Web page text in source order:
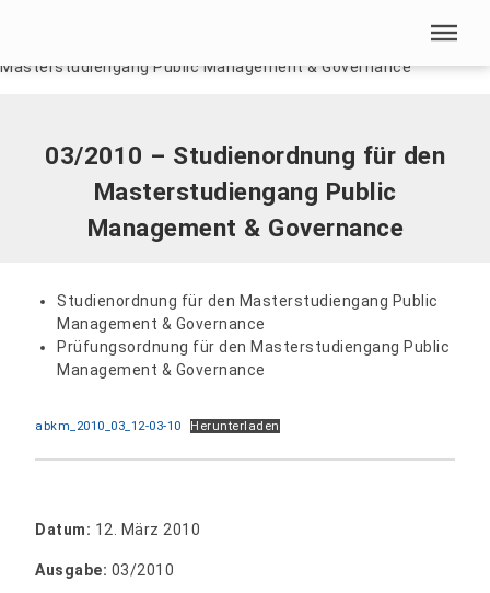
Menü überspringen
Masterstudiengang Public Management & Governance
03/2010 – Studienordnung für den
Masterstudiengang Public
Management & Governance
Studienordnung für den Masterstudiengang Public
Management & Governance
Prüfungsordnung für den Masterstudiengang Public
Management & Governance
abkm_2010_03_12-03-10 Herunterladen
Datum: 12. März 2010
Ausgabe: 03/2010